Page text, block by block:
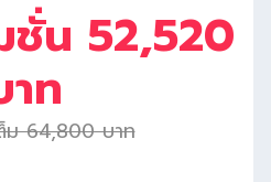
ชั่น 52,520
ท
ม 64,800 บาท